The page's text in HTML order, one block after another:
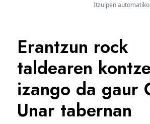
Itzulpen
Erantzun rock
taldearen
izango da gaur
Unar tabernan